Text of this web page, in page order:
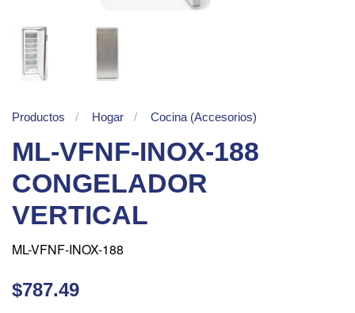
Productos Hogar Cocina (Accesorios)
ML-VFNF-INOX-188
CONGELADOR
VERTICAL
ML-VFNF-INOX-188
$787.49